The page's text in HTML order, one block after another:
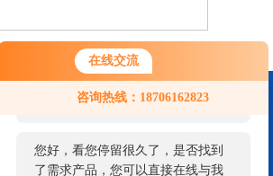
在线交流
咨询热线：18706162823
您好！欢迎前来咨询，很高兴为您
服务，请问您要咨询什么问题呢？
您好，看您停留很久了，是否找到
了需求产品，您可以直接在线与我